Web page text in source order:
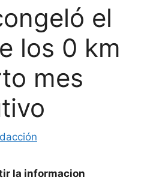
el
los 0 km
mes
la informacion